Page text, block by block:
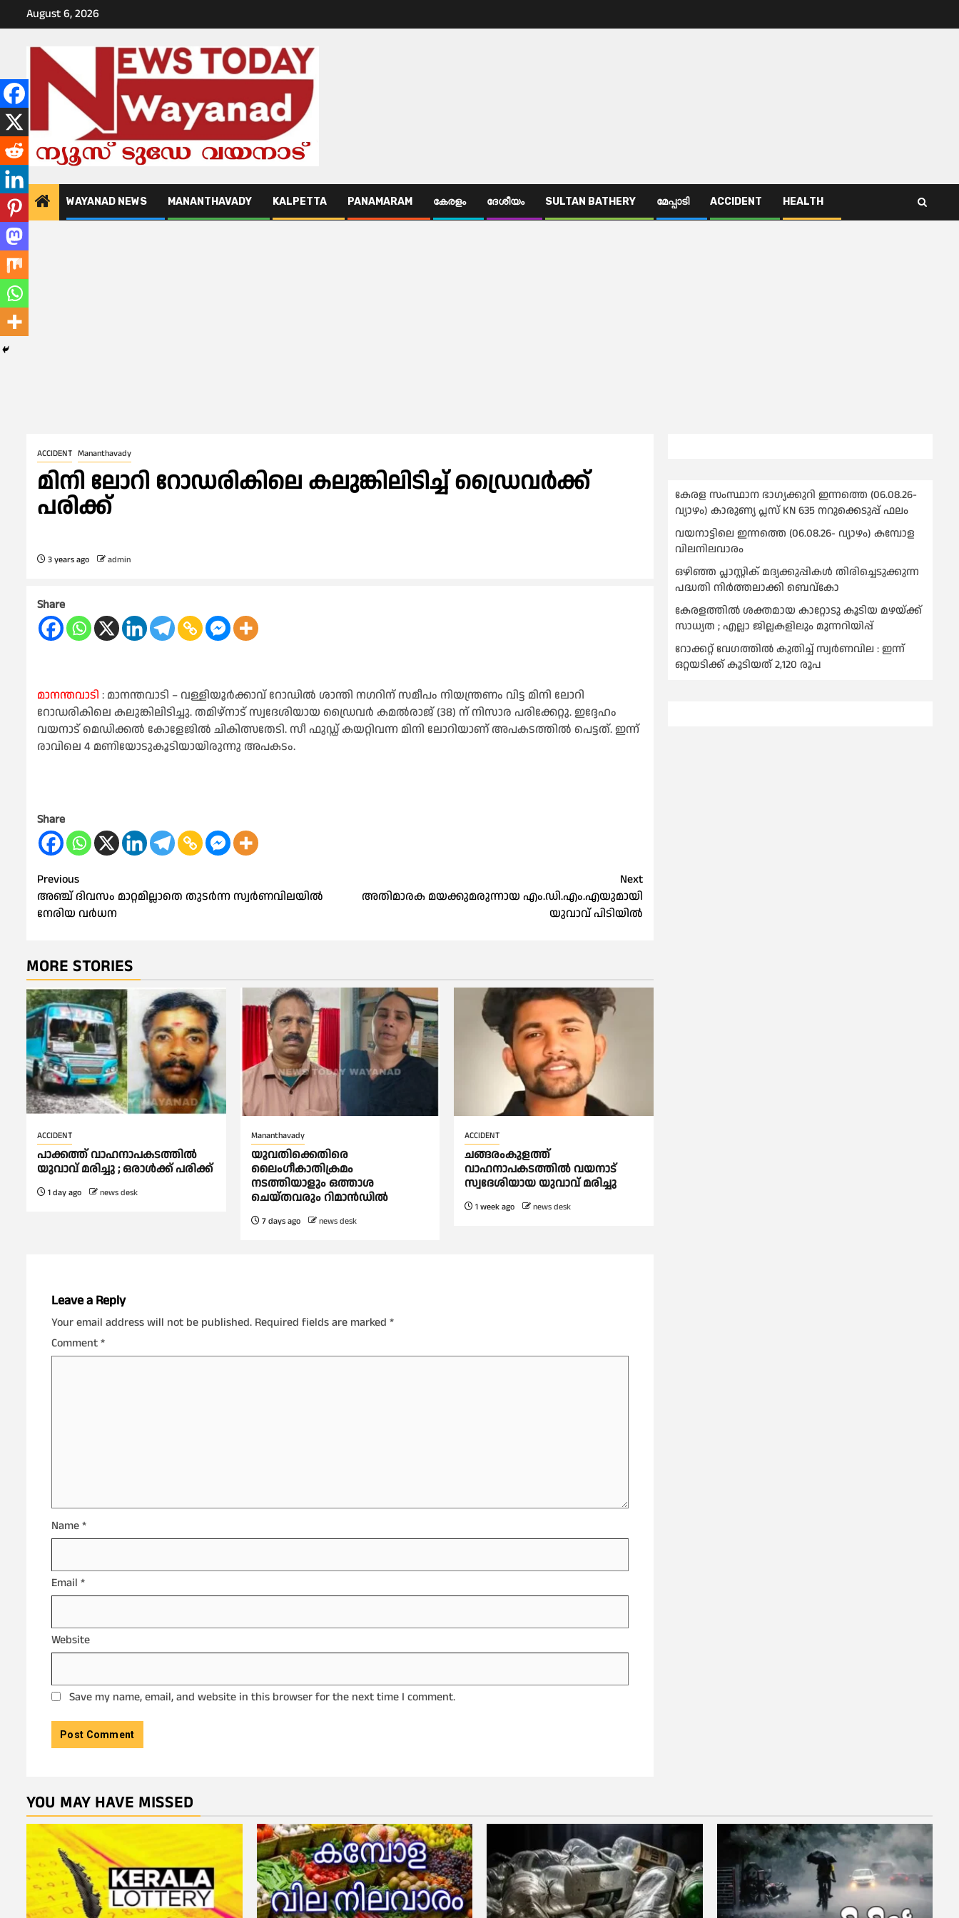
to
August 6, 2026
WAYANAD NEWS MANANTHAVADY KALPETTA PANAMARAM കേരളം ദേശീയം SULTAN BATHERY മേപ്പാടി ACCIDENT HEALTH
ACCIDENT Mananthavady
മിനി ലോറി റോഡരികിലെ കലുങ്കിലിടിച്ച് ഡ്രൈവർക്ക്
പരിക്ക്
3 years ago admin
Share
മാനന്തവാടി : മാനന്തവാടി – വള്ളിയൂര്‍ക്കാവ് റോഡില്‍ ശാന്തി നഗറിന് സമീപം നിയന്ത്രണം വിട്ട മിനി ലോറി
റോഡരികിലെ കലുങ്കിലിടിച്ചു. തമിഴ്‌നാട് സ്വദേശിയായ ഡ്രൈവര്‍ കമല്‍രാജ് (38) ന് നിസാര പരിക്കേറ്റു. ഇദ്ദേഹം
വയനാട് മെഡിക്കല്‍ കോളേജില്‍ ചികിത്സതേടി. സീ ഫുഡ്ഡ് കയറ്റിവന്ന മിനി ലോറിയാണ് അപകടത്തില്‍ പെട്ടത്. ഇന്ന്
രാവിലെ 4 മണിയോടുകൂടിയായിരുന്നു അപകടം.
Share
Post
navigation
Previous
അഞ്ച് ദിവസം മാറ്റമില്ലാതെ തുടര്‍ന്ന സ്വര്‍ണവിലയില്‍
നേരിയ വര്‍ധന
Next
അതിമാരക മയക്കുമരുന്നായ എം.ഡി.എം.എയുമായി
യുവാവ് പിടിയിൽ
MORE STORIES
ACCIDENT
പാക്കത്ത് വാഹനാപകടത്തിൽ
യുവാവ് മരിച്ചു ; ഒരാള്‍ക്ക് പരിക്ക്
1 day ago news desk
Mananthavady
യുവതിക്കെതിരെ
ലൈംഗീകാതിക്രമം
നടത്തിയാളും ഒത്താശ
ചെയ്തവരും റിമാൻഡിൽ
7 days ago news desk
ACCIDENT
ചങ്ങരംകുളത്ത്
വാഹനാപകടത്തില്‍ വയനാട്
സ്വദേശിയായ യുവാവ് മരിച്ചു
1 week ago news desk
Leave a Reply
Your email address will not be published. Required fields are marked *
Comment*
Name*
Email *
Website
Save my name, email, and website in this browser for the next time I comment.
കേരള സംസ്ഥാന ഭാഗ്യക്കുറി ഇന്നത്തെ (06.08.26-
വ്യാഴം) കാരുണ്യ പ്ലസ് KN 635 നറുക്കെടുപ്പ് ഫലം
വയനാട്ടിലെ ഇന്നത്തെ (06.08.26- വ്യാഴം) കമ്പോള
വിലനിലവാരം
ഒഴിഞ്ഞ പ്ലാസ്റ്റിക് മദ്യക്കുപ്പികള്‍ തിരിച്ചെടുക്കുന്ന
പദ്ധതി നിര്‍ത്തലാക്കി ബെവ്കോ
കേരളത്തിൽ ശക്തമായ കാറ്റോടു കൂടിയ മഴയ്ക്ക്
സാധ്യത ; എല്ലാ ജില്ലകളിലും മുന്നറിയിപ്പ്
റോക്കറ്റ് വേഗത്തില്‍ കുതിച്ച് സ്വര്‍ണവില : ഇന്ന്
ഒറ്റയടിക്ക് കൂടിയത് 2,120 രൂപ
YOU MAY HAVE MISSED